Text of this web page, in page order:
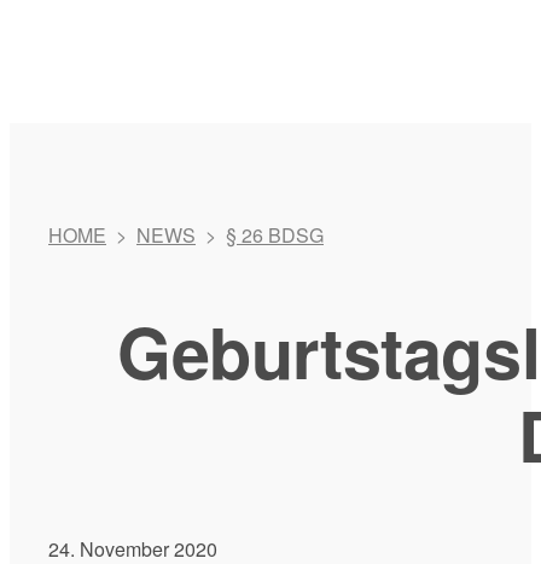
HOME > NEWS > § 26 BDSG
24. November 2020